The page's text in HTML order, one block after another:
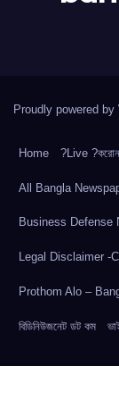
Proudly powered by
Home ?Live
All Bangla
Business Defense
Legal Disclaimer -
Prothom Alo –
বিডিনিউজনেট ডট কম